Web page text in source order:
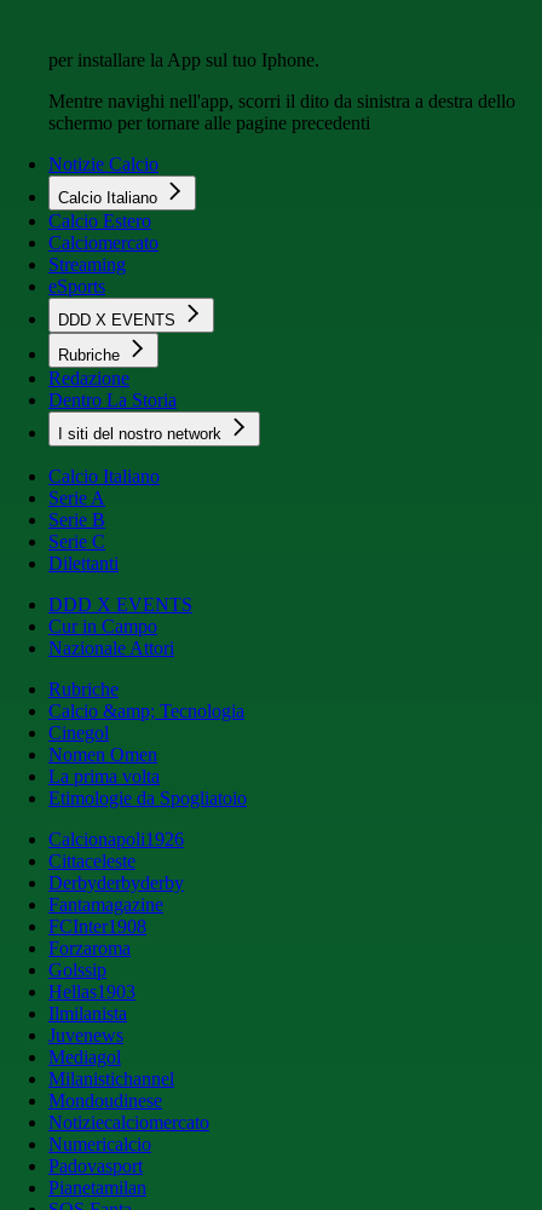
per installare la App sul tuo Iphone.
Mentre navighi nell'app, scorri il dito da sinistra a destra dello
schermo per tornare alle pagine precedenti
Notizie Calcio
Calcio Italiano
Calcio Estero
Calciomercato
Streaming
eSports
DDD X EVENTS
Rubriche
Redazione
Dentro La Storia
I siti del nostro network
Calcio Italiano
Serie A
Serie B
Serie C
Dilettanti
DDD X EVENTS
Cur in Campo
Nazionale Attori
Rubriche
Calcio &amp; Tecnologia
Cinegol
Nomen Omen
La prima volta
Etimologie da Spogliatoio
Calcionapoli1926
Cittaceleste
Derbyderbyderby
Fantamagazine
FCInter1908
Forzaroma
Golssip
Hellas1903
Ilmilanista
Juvenews
Mediagol
Milanistichannel
Mondoudinese
Notiziecalciomercato
Numericalcio
Padovasport
Pianetamilan